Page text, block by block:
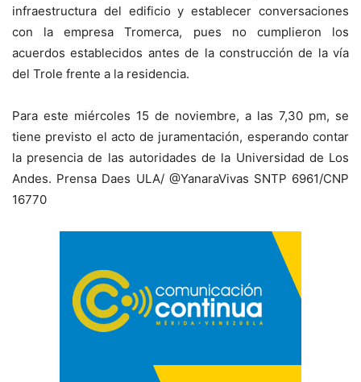
infraestructura del edificio y establecer conversaciones
con la empresa Tromerca, pues no cumplieron los
acuerdos establecidos antes de la construcción de la vía
del Trole frente a la residencia.
Para este miércoles 15 de noviembre, a las 7,30 pm, se
tiene previsto el acto de juramentación, esperando contar
la presencia de las autoridades de la Universidad de Los
Andes. Prensa Daes ULA/ @YanaraVivas SNTP 6961/CNP
16770